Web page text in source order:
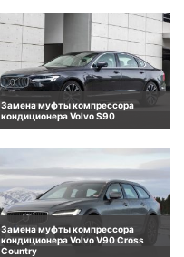
Замена муфты компрессора
кондиционера Volvo S90
Замена муфты компрессора
кондиционера Volvo V90 Cross
Country